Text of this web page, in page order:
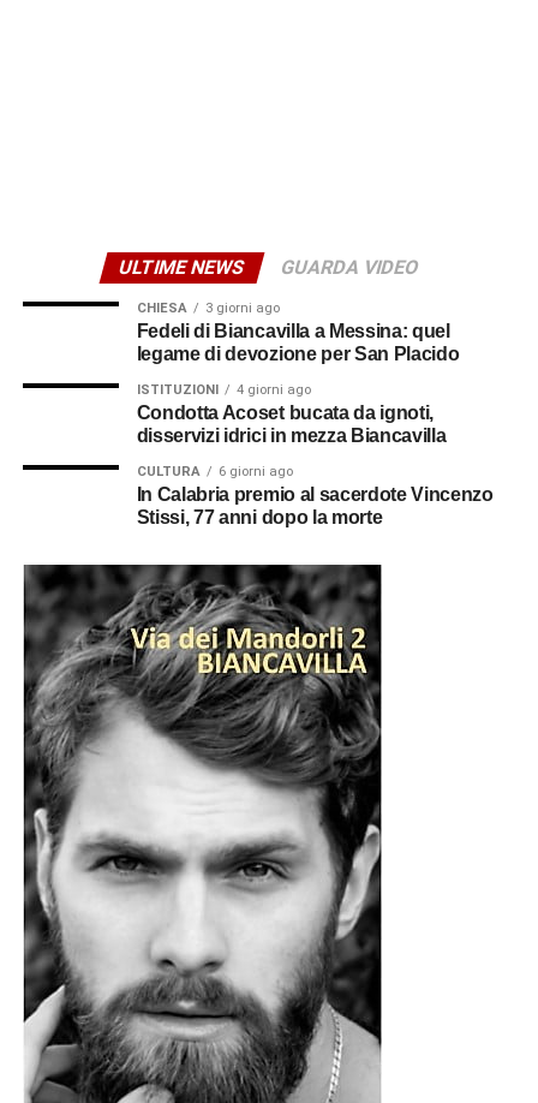
ULTIME NEWS GUARDA VIDEO
CHIESA 3 giorni ago
Fedeli di Biancavilla a Messina: quel
legame di devozione per San Placido
ISTITUZIONI 4 giorni ago
Condotta Acoset bucata da ignoti,
disservizi idrici in mezza Biancavilla
CULTURA 6 giorni ago
In Calabria premio al sacerdote Vincenzo
Stissi, 77 anni dopo la morte